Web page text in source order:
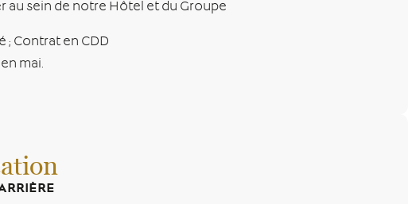
au sein de notre Hôtel et du Groupe
; Contrat en CDD
mai.